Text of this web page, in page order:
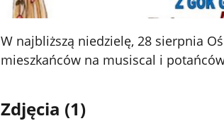
W najbliższą niedzielę, 28 sierpnia
mieszkańców na musiscal i
Zdjęcia (1)